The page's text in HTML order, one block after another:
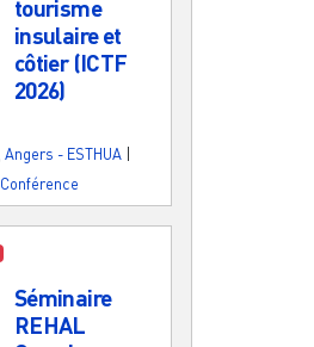
tourisme
insulaire et
côtier (ICTF
2026)
Angers - ESTHUA
Conférence
Séminaire
REHAL